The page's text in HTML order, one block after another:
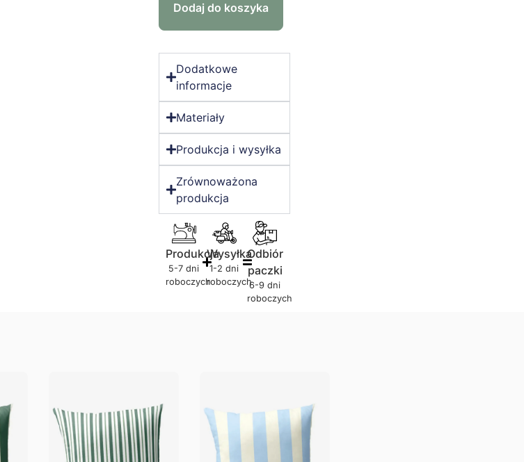
Dodaj do koszyka
Dodatkowe
informacje
Materiały
Produkcja i wysyłka
Zrównoważona
produkcja
Produkcja
5-7 dni
roboczych
Wysyłka
1-2 dni
roboczych
Odbiór
paczki
6-9 dni
roboczych